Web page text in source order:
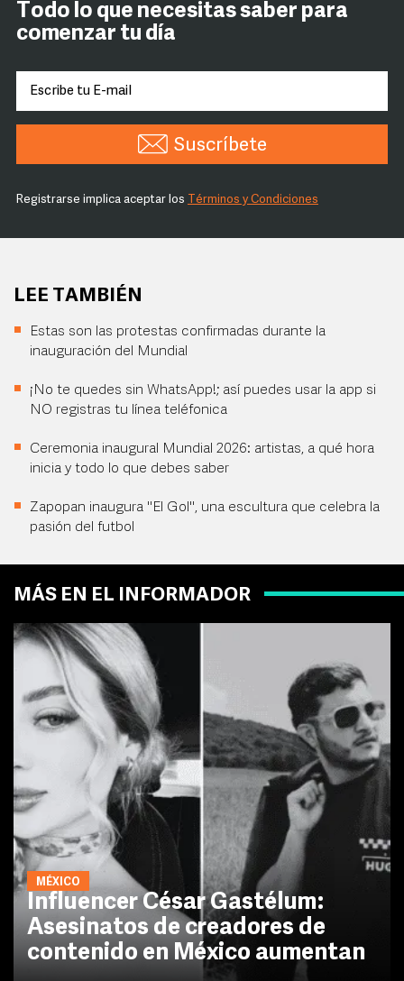
Todo lo que necesitas saber para
comenzar tu día
Suscríbete
Registrarse implica aceptar los Términos y Condiciones
LEE TAMBIÉN
Estas son las protestas confirmadas durante la
inauguración del Mundial
¡No te quedes sin WhatsApp!; así puedes usar la app si
NO registras tu línea teléfonica
Ceremonia inaugural Mundial 2026: artistas, a qué hora
inicia y todo lo que debes saber
Zapopan inaugura "El Gol", una escultura que celebra la
pasión del futbol
MÁS EN EL INFORMADOR
MÉXICO
Influencer César Gastélum:
Asesinatos de creadores de
contenido en México aumentan